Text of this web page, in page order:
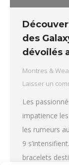
des
dévoilés
Montres &
Laisser un
Les
impatience
les rumeurs
9
bracelets